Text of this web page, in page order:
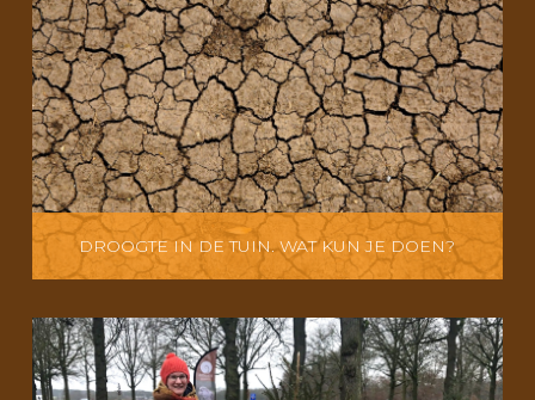
DROOGTE IN DE TUIN. WAT KUN JE DOEN?